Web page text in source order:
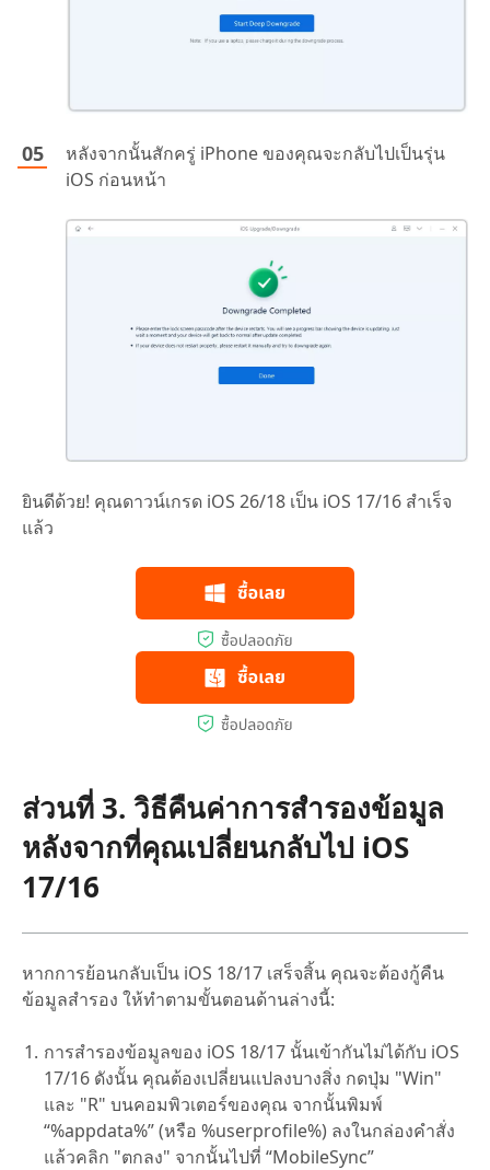
หลังจากนั้นสักครู่ iPhone ของคุณจะกลับไปเป็นรุ่น
iOS ก่อนหน้า
ยินดีด้วย! คุณดาวน์เกรด iOS 26/18 เป็น iOS 17/16 สำเร็จ
แล้ว
ส่วนที่ 3. วิธีคืนค่าการสำรองข้อมูล
หลังจากที่คุณเปลี่ยนกลับไป iOS
17/16
หากการย้อนกลับเป็น iOS 18/17 เสร็จสิ้น คุณจะต้องกู้คืน
ข้อมูลสำรอง ให้ทำตามขั้นตอนด้านล่างนี้:
การสำรองข้อมูลของ iOS 18/17 นั้นเข้ากันไม่ได้กับ iOS
17/16 ดังนั้น คุณต้องเปลี่ยนแปลงบางสิ่ง กดปุ่ม "Win"
และ "R" บนคอมพิวเตอร์ของคุณ จากนั้นพิมพ์
“%appdata%”(หรือ %userprofile%) ลงในกล่องคำสั่ง
แล้วคลิก "ตกลง" จากนั้นไปที่ “MobileSync”